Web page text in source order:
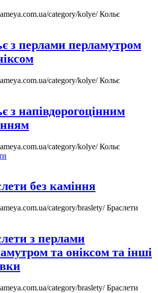
category/kolye/Кольє
з перлами перламутром
category/kolye/Кольє
з напівдорогоцінним
category/kolye/Кольє
без каміння
category/braslety/Браслети
з перлами
та оніксом та інші
category/braslety/Браслети